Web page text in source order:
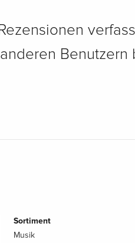
Benutzern
Sortiment
Musik